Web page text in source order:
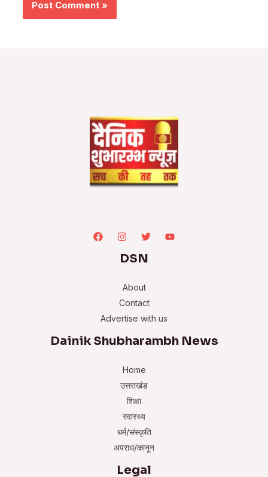
DSN
About
Contact
Advertise with us
Dainik Shubharambh News
Home
उत्तराखंड
शिक्षा
स्वास्थ्य
धर्म/संस्कृति
अपराध/कानून
Legal